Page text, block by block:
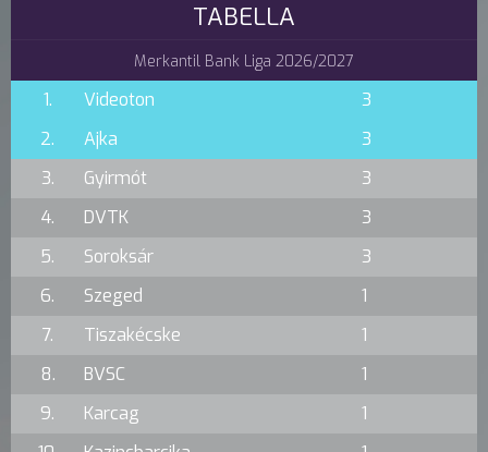
TABELLA
Merkantil Bank Liga 2026/2027
1. Videoton
3
2.
Ajka
3
3.
Gyirmót
3
4.
DVTK
3
5.
Soroksár
3
6.
Szeged
1
7.
Tiszakécske
1
8.
BVSC
1
9.
Karcag
1